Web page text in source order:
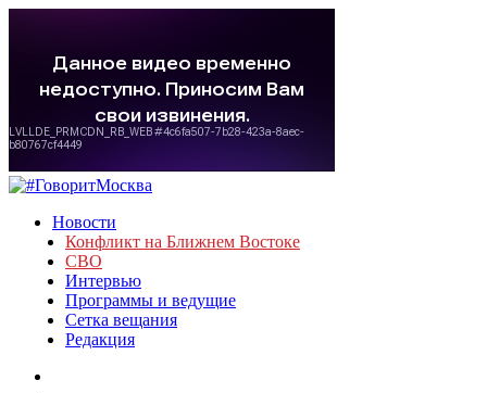
Новости
Конфликт на Ближнем Востоке
СВО
Интервью
Программы и ведущие
Сетка вещания
Редакция